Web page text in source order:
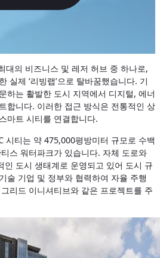
대의 비즈니스 및 레저 허브 중 하나로,
실제 ‘리빙랩’으로 탈바꿈했습니다. 기
하는 활발한 도시 지역에서 디지털, 에너
합니다. 이러한 접근 방식은 전통적인 상
마트 시티를 연결합니다.
시티는 약 475,000평방미터 규모로 수백
스 워터파크가 있습니다. 자체 도로와
인 도시 생태계로 운영되고 있어 도시 규
술 기업 및 정부와 협력하여 자율 주행
리드 이니셔티브와 같은 프로젝트를 주